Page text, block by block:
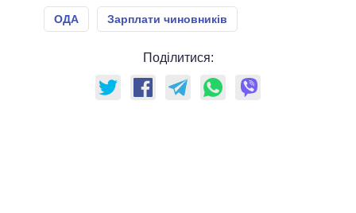
ОДА Зарплати чиновників
Поділитися: